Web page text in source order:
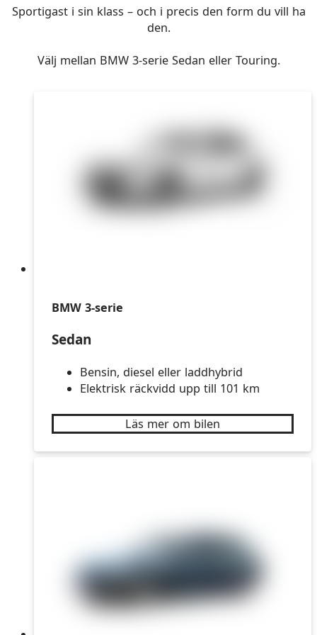
Sportigast i sin klass – och i precis den form du vill ha
den.
Välj mellan BMW 3-serie Sedan eller Touring.
BMW 3-serie
Sedan
Bensin, diesel eller laddhybrid
Elektrisk räckvidd upp till 101 km
Läs mer om bilen